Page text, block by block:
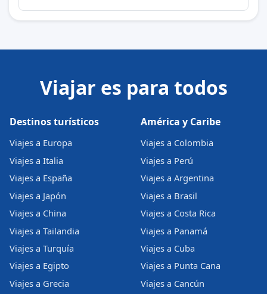
Viajar es para todos
Destinos turísticos
Viajes a Europa
Viajes a Italia
Viajes a España
Viajes a Japón
Viajes a China
Viajes a Tailandia
Viajes a Turquía
Viajes a Egipto
Viajes a Grecia
América y Caribe
Viajes a Colombia
Viajes a Perú
Viajes a Argentina
Viajes a Brasil
Viajes a Costa Rica
Viajes a Panamá
Viajes a Cuba
Viajes a Punta Cana
Viajes a Cancún